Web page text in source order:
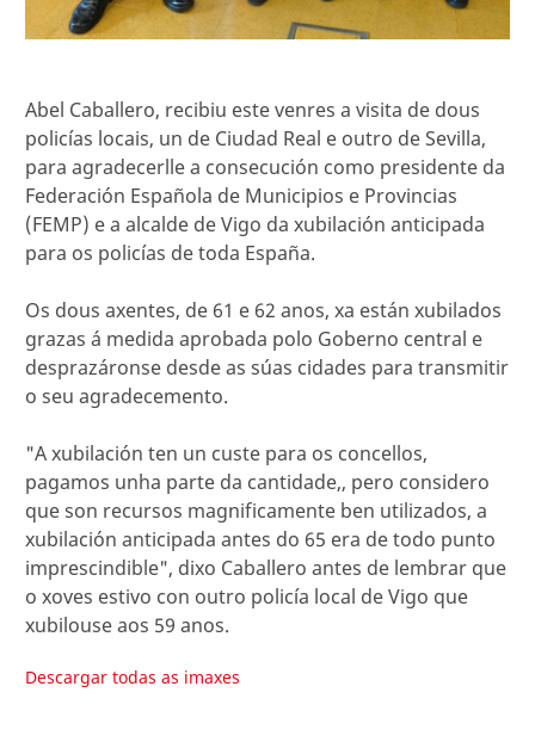
Abel Caballero, recibiu este venres a visita de dous
policías locais, un de Ciudad Real e outro de Sevilla,
para agradecerlle a consecución como presidente da
Federación Española de Municipios e Provincias
(FEMP) e a alcalde de Vigo da xubilación anticipada
para os policías de toda España.
Os dous axentes, de 61 e 62 anos, xa están xubilados
grazas á medida aprobada polo Goberno central e
desprazáronse desde as súas cidades para transmitir
o seu agradecemento.
"A xubilación ten un custe para os concellos,
pagamos unha parte da cantidade,, pero considero
que son recursos magnificamente ben utilizados, a
xubilación anticipada antes do 65 era de todo punto
imprescindible", dixo Caballero antes de lembrar que
o xoves estivo con outro policía local de Vigo que
xubilouse aos 59 anos.
Descargar todas as imaxes